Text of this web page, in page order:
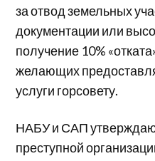
за отвод земельных
документации или
получение 10%
желающих
услуги горсовету.
НАБУ и САП
преступной